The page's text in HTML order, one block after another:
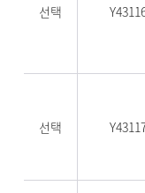
선택
선택